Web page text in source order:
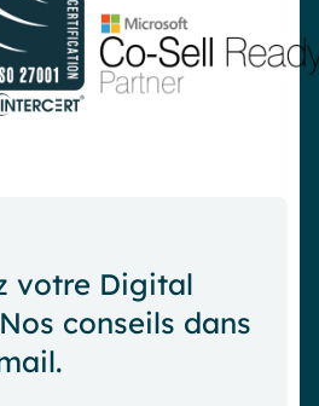
votre Digital
conseils dans